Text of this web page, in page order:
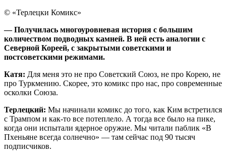
© «Терлецки Комикс»
— Получилась многоуровневая история с большим
количеством подводных камней. В ней есть аналогии с
Северной Кореей, с закрытыми советскими и
постсоветскими режимами.
Катя: Для меня это не про Советский Союз, не про Корею, не
про Туркмению. Скорее, это комикс про нас, про современные
осколки Союза.
Терлецкий: Мы начинали комикс до того, как Ким встретился
с Трампом и как-то все потеплело. А тогда все было на пике,
когда они испытали ядерное оружие. Мы читали паблик «В
Пхеньяне всегда солнечно» — там сейчас под 90 тысяч
подписчиков.